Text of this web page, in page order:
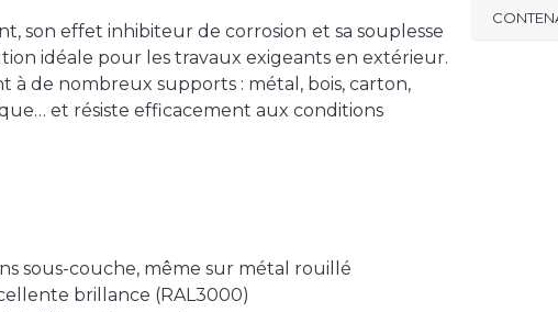
, son effet inhibiteur de corrosion et sa souplesse
idéale pour les travaux exigeants en extérieur.
à de nombreux supports : métal, bois, carton,
et résiste efficacement aux conditions
sous-couche, même sur métal rouillé
brillance (RAL3000)